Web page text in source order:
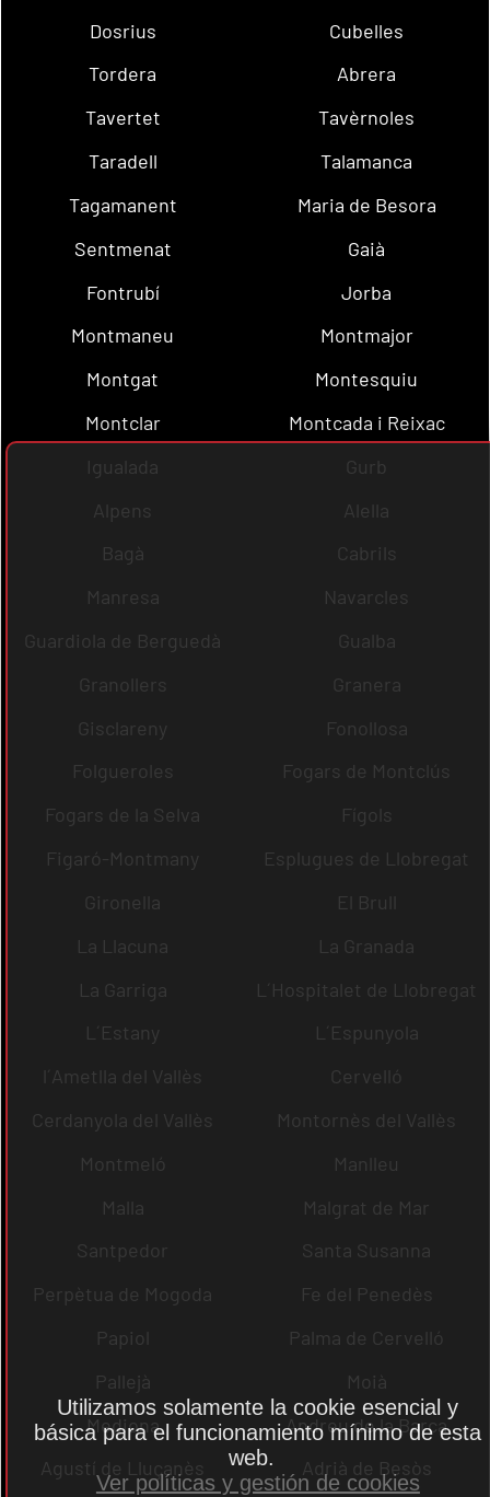
Dosrius
Cubelles
Tordera
Abrera
Tavertet
Tavèrnoles
Taradell
Talamanca
Tagamanent
Maria de Besora
Sentmenat
Gaià
Fontrubí
Jorba
Montmaneu
Montmajor
Montgat
Montesquiu
Montclar
Montcada i Reixac
Igualada
Gurb
Alpens
Alella
Bagà
Cabrils
Manresa
Navarcles
Guardiola de Berguedà
Gualba
Granollers
Granera
Gisclareny
Fonollosa
Folgueroles
Fogars de Montclús
Fogars de la Selva
Fígols
Figaró-Montmany
Esplugues de Llobregat
Gironella
El Brull
La Llacuna
La Granada
La Garriga
L´Hospitalet de Llobregat
L´Estany
L´Espunyola
l´Ametlla del Vallès
Cervelló
Cerdanyola del Vallès
Montornès del Vallès
Montmeló
Manlleu
Malla
Malgrat de Mar
Santpedor
Santa Susanna
Perpètua de Mogoda
Fe del Penedès
Papiol
Palma de Cervelló
Pallejà
Moià
Mediona
Andreu de la Barca
Agustí de Lluçanès
Adrià de Besòs
Utilizamos solamente la cookie esencial y
básica para el funcionamiento mínimo de esta
web.
Ver políticas y gestión de cookies